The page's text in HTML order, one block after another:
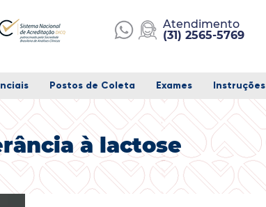
Atendimento
(31) 2565-5769
Postos de Coleta Exames Instruções
à lactose